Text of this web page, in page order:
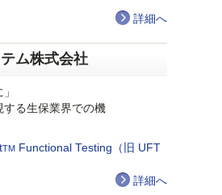
詳細へ
ム株式会社
る生保業界での機
TM Functional Testing（旧 UFT
詳細へ